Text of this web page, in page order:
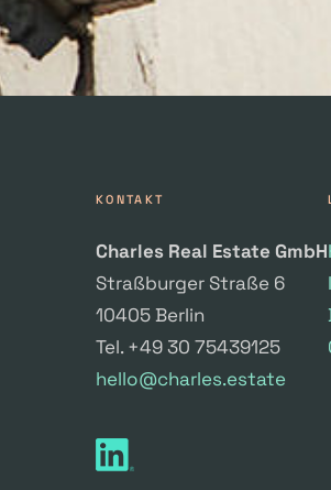
KONTAKT
Charles Real Estate GmbH
Straßburger Straße 6
10405 Berlin
Tel. +49 30 75439125
hello@charles.estate